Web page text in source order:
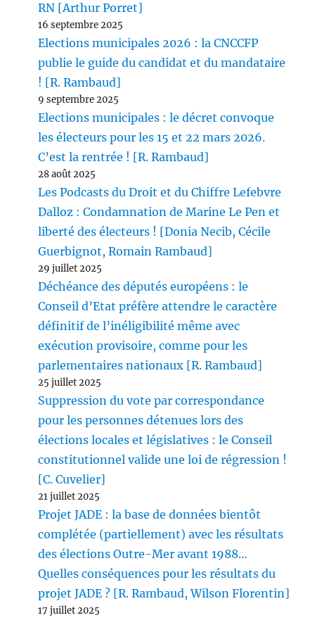
RN [Arthur Porret]
16 septembre 2025
Elections municipales 2026 : la CNCCFP
publie le guide du candidat et du mandataire
! [R. Rambaud]
9 septembre 2025
Elections municipales : le décret convoque
les électeurs pour les 15 et 22 mars 2026.
C’est la rentrée ! [R. Rambaud]
28 août 2025
Les Podcasts du Droit et du Chiffre Lefebvre
Dalloz : Condamnation de Marine Le Pen et
liberté des électeurs ! [Donia Necib, Cécile
Guerbignot, Romain Rambaud]
29 juillet 2025
Déchéance des députés européens : le
Conseil d’Etat préfère attendre le caractère
définitif de l’inéligibilité même avec
exécution provisoire, comme pour les
parlementaires nationaux [R. Rambaud]
25 juillet 2025
Suppression du vote par correspondance
pour les personnes détenues lors des
élections locales et législatives : le Conseil
constitutionnel valide une loi de régression !
[C. Cuvelier]
21 juillet 2025
Projet JADE : la base de données bientôt
complétée (partiellement) avec les résultats
des élections Outre-Mer avant 1988…
Quelles conséquences pour les résultats du
projet JADE ? [R. Rambaud, Wilson Florentin]
17 juillet 2025